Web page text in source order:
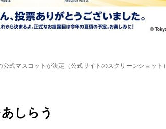
式マスコットが決定（公式サイトのスクリーンショット）
しらう